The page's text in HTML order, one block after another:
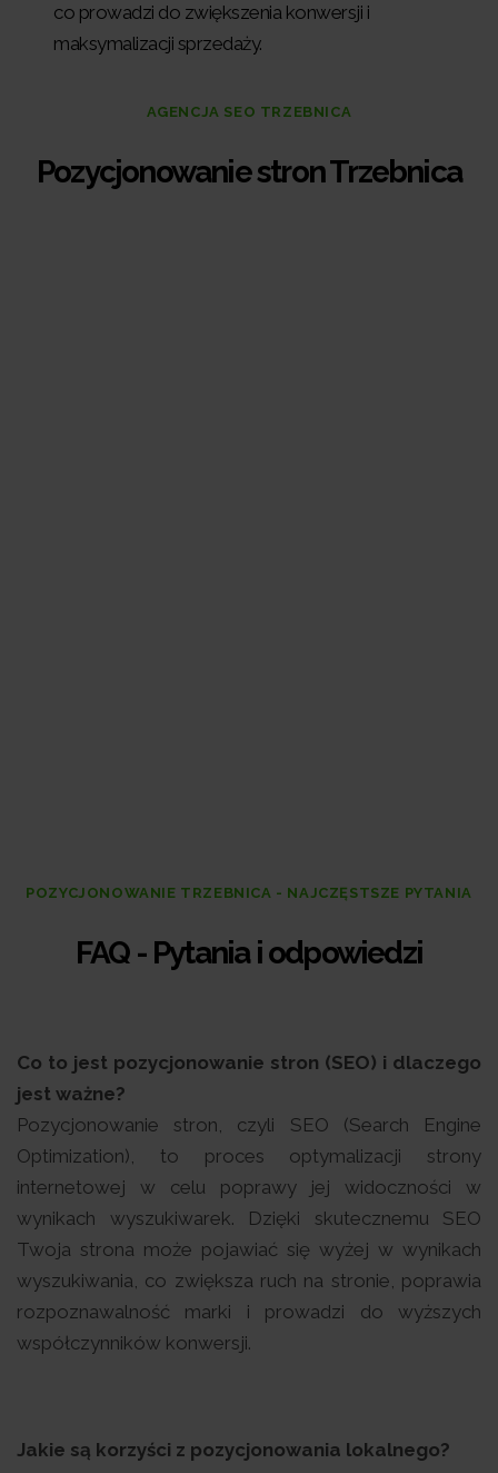
co prowadzi do zwiększenia konwersji i
maksymalizacji sprzedaży.
AGENCJA SEO TRZEBNICA
Pozycjonowanie stron Trzebnica
POZYCJONOWANIE TRZEBNICA - NAJCZĘSTSZE PYTANIA
FAQ - Pytania i odpowiedzi
Co to jest pozycjonowanie stron (SEO) i dlaczego
jest ważne?
Pozycjonowanie stron, czyli SEO (Search Engine
Optimization), to proces optymalizacji strony
internetowej w celu poprawy jej widoczności w
wynikach wyszukiwarek. Dzięki skutecznemu SEO
Twoja strona może pojawiać się wyżej w wynikach
wyszukiwania, co zwiększa ruch na stronie, poprawia
rozpoznawalność marki i prowadzi do wyższych
współczynników konwersji.
Jakie są korzyści z pozycjonowania lokalnego?